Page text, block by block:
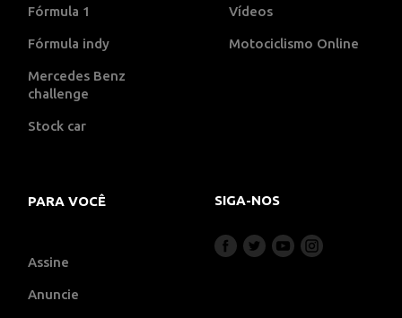
Fórmula 1
Fórmula indy
Mercedes Benz
challenge
Stock car
Vídeos
Motociclismo Online
PARA VOCÊ
Assine
Anuncie
SIGA-NOS